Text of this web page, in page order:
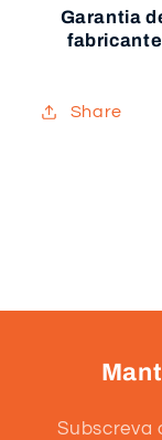
Garantia
fabricante
Share
Subscreva